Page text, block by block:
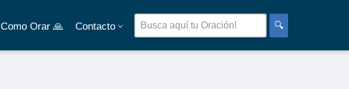
Como Orar 🙏 Contacto 🔍